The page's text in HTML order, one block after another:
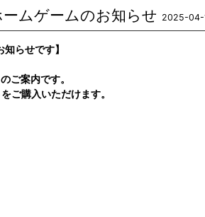
ムゲームのお知らせ 2025-04-
らせです】
ご案内です。
ご購入いただけます。